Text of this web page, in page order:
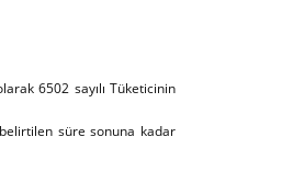
6502 sayılı Tüketicinin
süre sonuna kadar